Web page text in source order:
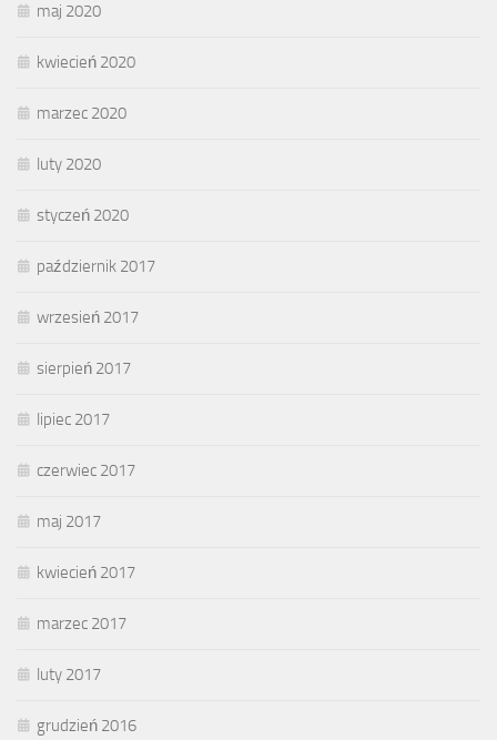
maj 2020
kwiecień 2020
marzec 2020
luty 2020
styczeń 2020
październik 2017
wrzesień 2017
sierpień 2017
lipiec 2017
czerwiec 2017
maj 2017
kwiecień 2017
marzec 2017
luty 2017
grudzień 2016